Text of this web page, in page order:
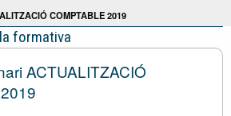
COMPTABLE 2019
formativa
ACTUALITZACIÓ